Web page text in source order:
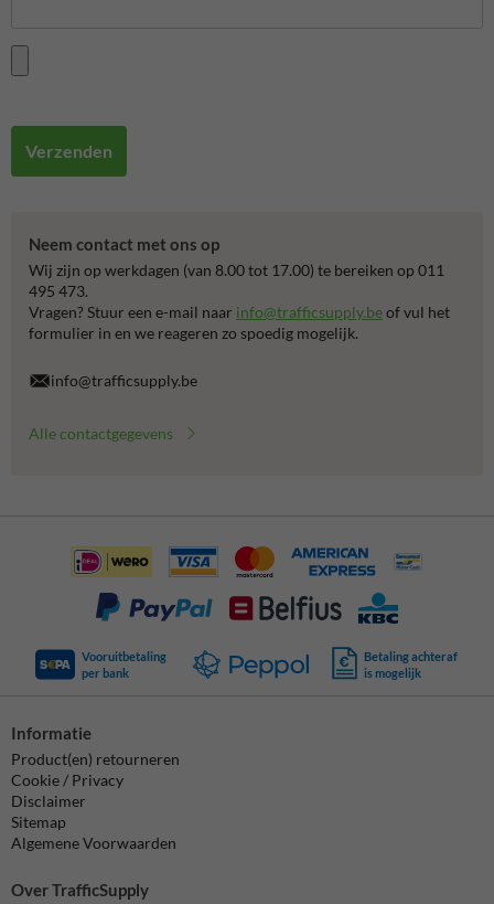
Verzenden
Neem contact met ons op
Wij zijn op werkdagen (van 8.00 tot 17.00) te bereiken op 011
495 473.
Vragen? Stuur een e-mail naar info@trafficsupply.beof vul het
formulier in en we reageren zo spoedig mogelijk.
info@trafficsupply.be
Alle contactgegevens
Vooruitbetaling
per bank
Betaling achteraf
is mogelijk
Informatie
Product(en) retourneren
Cookie / Privacy
Disclaimer
Sitemap
Algemene Voorwaarden
Over TrafficSupply